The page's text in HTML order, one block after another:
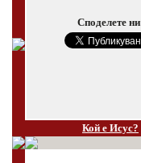
Споделете
Кой е Исус?